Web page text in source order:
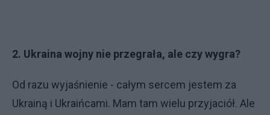
2. Ukraina wojny nie przegrała, ale czy wygra?
Od razu wyjaśnienie - całym sercem jestem za
Ukrainą i Ukraińcami. Mam tam wielu przyjaciół. Ale